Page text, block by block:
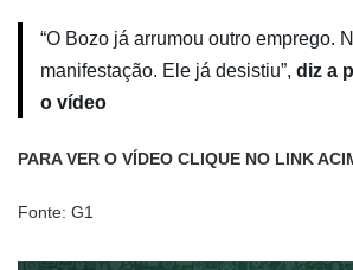
“O Bozo já arrumou outro emprego.
manifestação. Ele já desistiu”, diz a
o vídeo
PARA VER O VÍDEO CLIQUE NO LINK
Fonte: G1